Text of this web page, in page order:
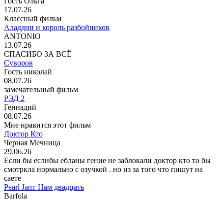
17.07.26
Классный фильм
Аладдин и король разбойников
ANTONIO
13.07.26
СПАСИБО ЗА ВСЁ
Суворов
Гость николай
08.07.26
замечательный фильм
РЭД 2
Геннадий
08.07.26
Мне нравится этот фильм
Доктор Кто
Черная Мечница
29.06.26
Если бы еслибы ебланы гение не заблокали доктор кто то бы
смотркла нормально с озучкой . но из за того что пишут на
саете
Pearl Jam: Нам двадцать
Barfola